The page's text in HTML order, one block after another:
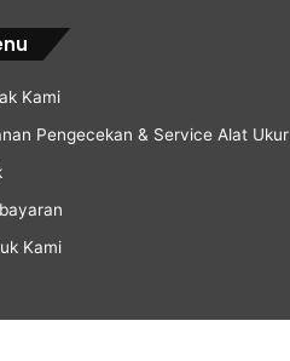
Kami
Pengecekan & Service Alat Ukur
Kami